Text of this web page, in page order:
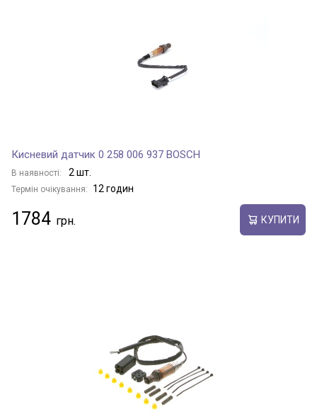
Кисневий датчик 0 258 006 937 BOSCH
В наявності: 2 шт.
Термін очікування: 12 годин
1784 КУПИТИ